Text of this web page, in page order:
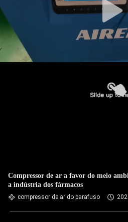
Compressor de ar a favor do meio
a indústria dos fármacos
compressor de ar do parafuso